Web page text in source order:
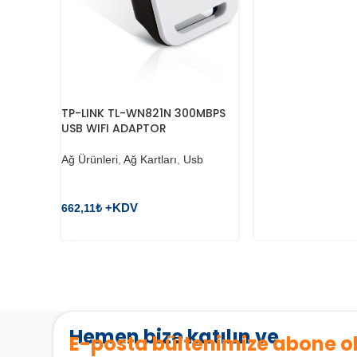
TP-LINK TL-WN821N 300MBPS
USB WIFI ADAPTOR
Ağ Ürünleri ,Ağ Kartları Usb
662,11₺
Hemen bize katılın ve
E-posta bültenimize abone